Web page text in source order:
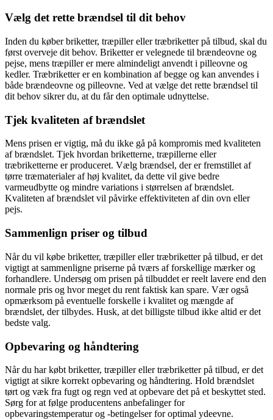
Vælg det rette brændsel til dit behov
Inden du køber briketter, træpiller eller træbriketter på tilbud, skal du
først overveje dit behov. Briketter er velegnede til brændeovne og
pejse, mens træpiller er mere almindeligt anvendt i pilleovne og
kedler. Træbriketter er en kombination af begge og kan anvendes i
både brændeovne og pilleovne. Ved at vælge det rette brændsel til
dit behov sikrer du, at du får den optimale udnyttelse.
Tjek kvaliteten af brændslet
Mens prisen er vigtig, må du ikke gå på kompromis med kvaliteten
af brændslet. Tjek hvordan briketterne, træpillerne eller
træbriketterne er produceret. Vælg brændsel, der er fremstillet af
tørre træmaterialer af høj kvalitet, da dette vil give bedre
varmeudbytte og mindre variations i størrelsen af brændslet.
Kvaliteten af brændslet vil påvirke effektiviteten af din ovn eller
pejs.
Sammenlign priser og tilbud
Når du vil købe briketter, træpiller eller træbriketter på tilbud, er det
vigtigt at sammenligne priserne på tværs af forskellige mærker og
forhandlere. Undersøg om prisen på tilbuddet er reelt lavere end den
normale pris og hvor meget du rent faktisk kan spare. Vær også
opmærksom på eventuelle forskelle i kvalitet og mængde af
brændslet, der tilbydes. Husk, at det billigste tilbud ikke altid er det
bedste valg.
Opbevaring og håndtering
Når du har købt briketter, træpiller eller træbriketter på tilbud, er det
vigtigt at sikre korrekt opbevaring og håndtering. Hold brændslet
tørt og væk fra fugt og regn ved at opbevare det på et beskyttet sted.
Sørg for at følge producentens anbefalinger for
opbevaringstemperatur og -betingelser for optimal ydeevne.